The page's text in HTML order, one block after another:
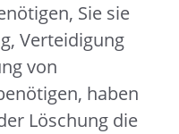
Sie sie
Verteidigung
von
haben
Löschung die